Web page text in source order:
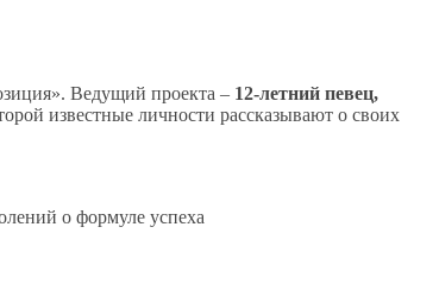
Ведущий проекта – 12-летний певец,
известные личности рассказывают о своих